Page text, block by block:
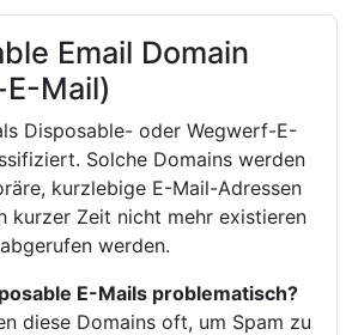
Email Domain
Mail)
Disposable- oder Wegwerf-E-
Solche Domains werden
kurzlebige E-Mail-Adressen
kurzer Zeit nicht mehr existieren
werden.
E-Mails problematisch?
diese Domains oft, um Spam zu